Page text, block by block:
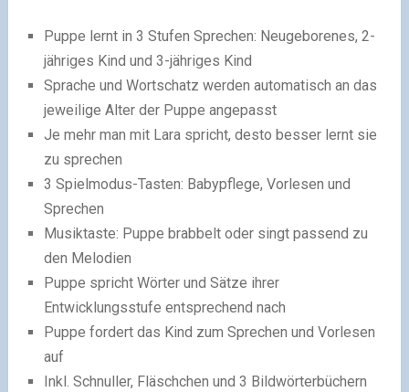
Puppe lernt in 3 Stufen Sprechen: Neugeborenes, 2-
jähriges Kind und 3-jähriges Kind
Sprache und Wortschatz werden automatisch an das
jeweilige Alter der Puppe angepasst
Je mehr man mit Lara spricht, desto besser lernt sie
zu sprechen
3 Spielmodus-Tasten: Babypflege, Vorlesen und
Sprechen
Musiktaste: Puppe brabbelt oder singt passend zu
den Melodien
Puppe spricht Wörter und Sätze ihrer
Entwicklungsstufe entsprechend nach
Puppe fordert das Kind zum Sprechen und Vorlesen
auf
Inkl. Schnuller, Fläschchen und 3 Bildwörterbüchern